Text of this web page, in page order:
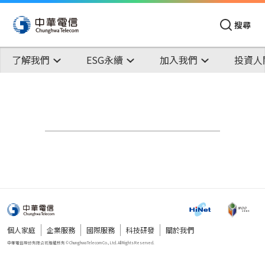
搜尋
了解我們 ESG永續 加入我們 投資
個人家庭 企業服務 國際服務 科技研發 關於我們